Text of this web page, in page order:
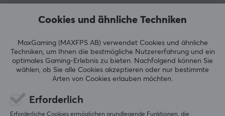
0.0
Basierend auf 0 Bewertungen
4
1
0%
GEBE EINE BEWERTUNG AB
Cookies und ähnliche Techniken
MaxGaming (MAXFPS AB) verwendet Cookies und ähnliche
Techniken, um Ihnen die bestmögliche Nutzererfahrung und ein
optimales Gaming-Erlebnis zu bieten.
Nachfolgend können Sie
wählen, ob Sie alle Cookies akzeptieren oder nur bestimmte
Arten von Cookies erlauben möchten.
Erforderlich
Erforderliche Cookies ermöglichen grundlegende Funktionen, die